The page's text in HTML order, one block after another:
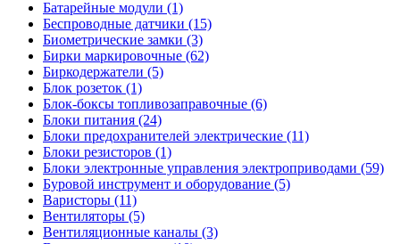
Батарейные модули (1)
Беспроводные датчики (15)
Биометрические замки (3)
Бирки маркировочные (62)
Биркодержатели (5)
Блок розеток (1)
Блок-боксы топливозаправочные (6)
Блоки питания (24)
Блоки предохранителей электрические (11)
Блоки резисторов (1)
Блоки электронные управления электроприводами (59)
Буровой инструмент и оборудование (5)
Варисторы (11)
Вентиляторы (5)
Вентиляционные каналы (3)